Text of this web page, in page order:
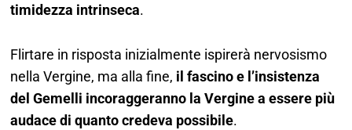
timidezza intrinseca.
Flirtare in risposta inizialmente ispirerà nervosismo
nella Vergine, ma alla fine, il fascino e l’insistenza
del Gemelli incoraggeranno la Vergine a essere più
audace di quanto credeva possibile.